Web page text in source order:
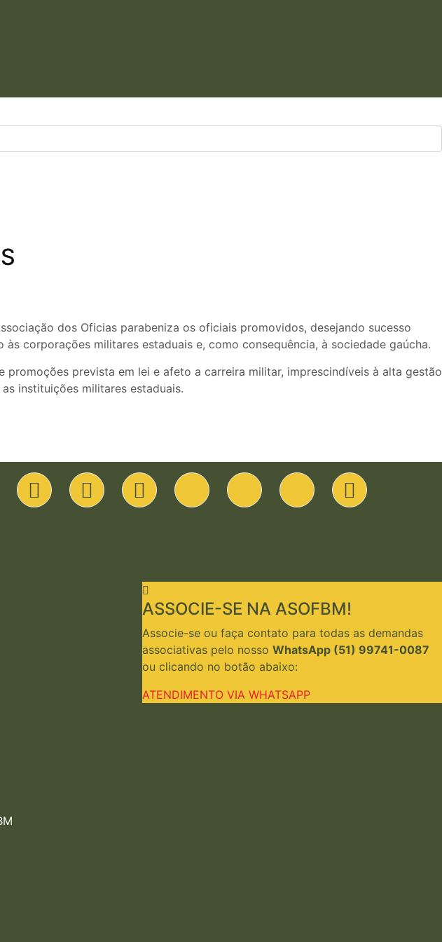
dos Oficias parabeniza os oficiais promovidos, desejando sucesso
corporações militares estaduais e, como consequência, à sociedade gaúcha.
promoções prevista em lei e afeto a carreira militar, imprescindíveis à alta gestão
instituições militares estaduais.
ASSOCIE-SE NA ASOFBM!
Associe-se ou faça contato para todas as demandas
associativas pelo nosso WhatsApp (51) 99741-0087
ou clicando no botão abaixo:
ATENDIMENTO VIA WHATSAPP